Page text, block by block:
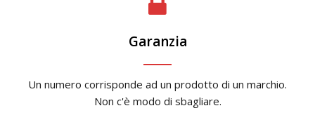
Garanzia
Un numero corrisponde ad un prodotto di un marchio.
Non c'è modo di sbagliare.